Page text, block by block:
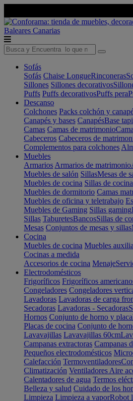
Baleares Canarias
Sofás
Sofás Chaise LongueRinconeras
Sillones Sillones decorativos
Puffs Puffs decorativosPuffs pera
Descanso
Colchones Packs colchón y
Canapés y bases CanapésBase
Camas Camas de matrimonio
Cabeceros Cabeceros de
Complementos para colchones
Muebles
Armarios Armarios de matrimonio
Muebles de salón SillasMesas de
Muebles de cocina Sillas de
Muebles de dormitorio Camas
Muebles de oficina y teletrabajo
Muebles de Gaming Sillas gaming
Sillas TaburetesBancosSillas de
Mesas Conjuntos de mesas y sillas
Cocina
Muebles de cocina Muebles
Cocinas a medida
Accesorios de cocina Menaje
Electrodomésticos
Frigoríficos Frigoríficos
Congeladores Congeladores
Lavadoras Lavadoras de carga
Secadoras Lavadoras - Secadoras
Hornos Conjunto de horno y placa
Placas de cocina Conjunto de
Lavavajillas Lavavajillas 60cm
Campanas extractoras Campanas
Pequeños electrodomésticos
Calefacción Termoventiladores
Climatización Ventiladores Aire
Calentadores de agua Termos
Belleza y salud Cuidado de los
Limpieza Limpieza a vaporRobot